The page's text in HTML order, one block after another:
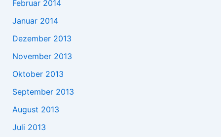
Februar 2014
Januar 2014
Dezember 2013
November 2013
Oktober 2013
September 2013
August 2013
Juli 2013